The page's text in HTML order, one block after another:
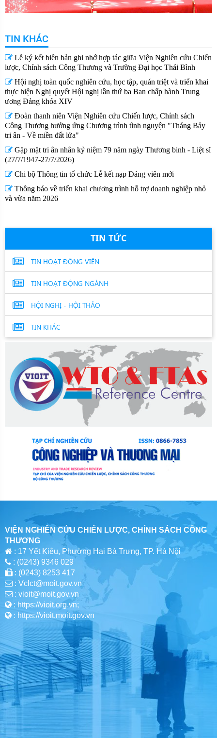
TIN KHÁC
Lễ ký kết biên bản ghi nhớ hợp tác giữa Viện Nghiên cứu Chiến
lược, Chính sách Công Thương và Trường Đại học Thái Bình
Hội nghị toàn quốc nghiên cứu, học tập, quán triệt và triển khai
thực hiện Nghị quyết Hội nghị lần thứ ba Ban chấp hành Trung
ương Đảng khóa XIV
Đoàn thanh niên Viện Nghiên cứu Chiến lược, Chính sách
Công Thương hưởng ứng Chương trình tình nguyện "Tháng Bảy
tri ân - Về miền đất lửa"
Gặp mặt tri ân nhân kỷ niệm 79 năm ngày Thương binh - Liệt sĩ
(27/7/1947-27/7/2026)
Chi bộ Thông tin tổ chức Lễ kết nạp Đảng viên mới
Thông báo về triển khai chương trình hỗ trợ doanh nghiệp nhỏ
và vừa năm 2026
TIN TỨC
TIN HOẠT ĐỘNG VIỆN
TIN HOẠT ĐỘNG NGÀNH
HỘI NGHỊ - HỘI THẢO
TIN KHÁC
VIỆN NGHIÊN CỨU CHIẾN LƯỢC, CHÍNH SÁCH CÔNG
THƯƠNG
: 17 Yết Kiêu, Phường Hai Bà Trưng, TP. Hà Nội
: (0243) 9346 029
: (0243) 8253 417
: Vclct@moit.gov.vn
: vioit@moit.gov.vn
: https://vioit.org.vn;
: https://vioit.moit.gov.vn